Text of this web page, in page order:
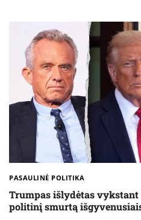
PASAULINĖ POLITIKA
Trumpas išlydėtas vykstant
politinį smurtą